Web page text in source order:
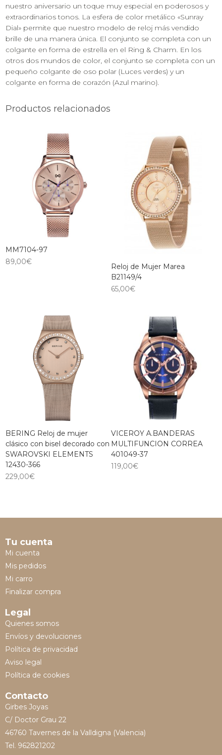
nuestro aniversario un toque muy especial en poderosos y
extraordinarios tonos. La esfera de color metálico «Sunray
Dial» permite que nuestro modelo de reloj más vendido
brille de una manera única. El conjunto se completa con un
colgante en forma de estrella en el Ring & Charm. En los
otros dos mundos de color, el conjunto se completa con un
pequeño colgante de oso polar (Luces verdes) y un
colgante en forma de corazón (Azul marino).
Productos relacionados
MM7104-97
89,00€
Reloj de Mujer Marea
B21149/4
65,00€
BERING Reloj de mujer
clásico con bisel decorado con
SWAROVSKI ELEMENTS
12430-366
229,00€
VICEROY A.BANDERAS
MULTIFUNCION CORREA
401049-37
119,00€
Tu cuenta
Mi cuenta
Mis pedidos
Mi carro
Finalizar compra
Legal
Quienes somos
Envíos y devoluciones
Política de privacidad
Aviso legal
Política de cookies
Contacto
Girbes Joyas
C/ Doctor Grau 22
46760 Tavernes de la Valldigna (Valencia)
Tel. 962821202